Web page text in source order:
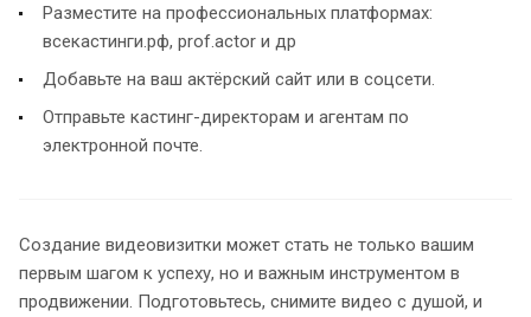
Разместите на профессиональных платформах:
всекастинги.рф, prof.actor и др
Добавьте на ваш актёрский сайт или в соцсети.
Отправьте кастинг-директорам и агентам по
электронной почте.
Создание видеовизитки может стать не только вашим
первым шагом к успеху, но и важным инструментом в
продвижении. Подготовьтесь, снимите видео с душой, и